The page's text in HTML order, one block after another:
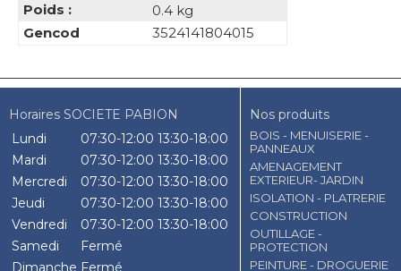
Poids :
0.4 kg
Gencod
3524141804015
Horaires SOCIETE PABION
Lundi
07:30-12:00 13:30-18:00
Mardi
07:30-12:00 13:30-18:00
Mercredi
07:30-12:00 13:30-18:00
Jeudi
07:30-12:00 13:30-18:00
Vendredi
07:30-12:00 13:30-18:00
Samedi
Fermé
Dimanche Fermé
Nos produits
BOIS - MENUISERIE -
PANNEAUX
AMENAGEMENT
EXTERIEUR- JARDIN
ISOLATION - PLATRERIE
CONSTRUCTION
OUTILLAGE -
PROTECTION
PEINTURE - DROGUERIE